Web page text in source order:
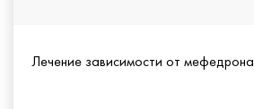
Лечение зависимости от мефедрона